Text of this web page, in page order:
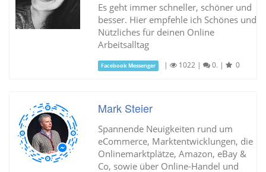
Es geht immer schneller, schöner und
besser. Hier empfehle ich Schönes und
Nützliches für deinen Online
Arbeitsalltag
Facebook Messenger | 1022 | 0. | 0
Mark Steier
Spannende Neuigkeiten rund um
eCommerce, Marktentwicklungen, die
Onlinemarktplätze, Amazon, eBay &
Co, sowie über Online-Handel und